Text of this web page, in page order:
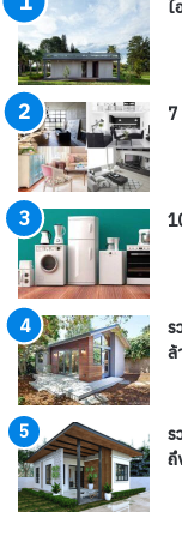
ไ
7
ร
ล้
ร
ถึ